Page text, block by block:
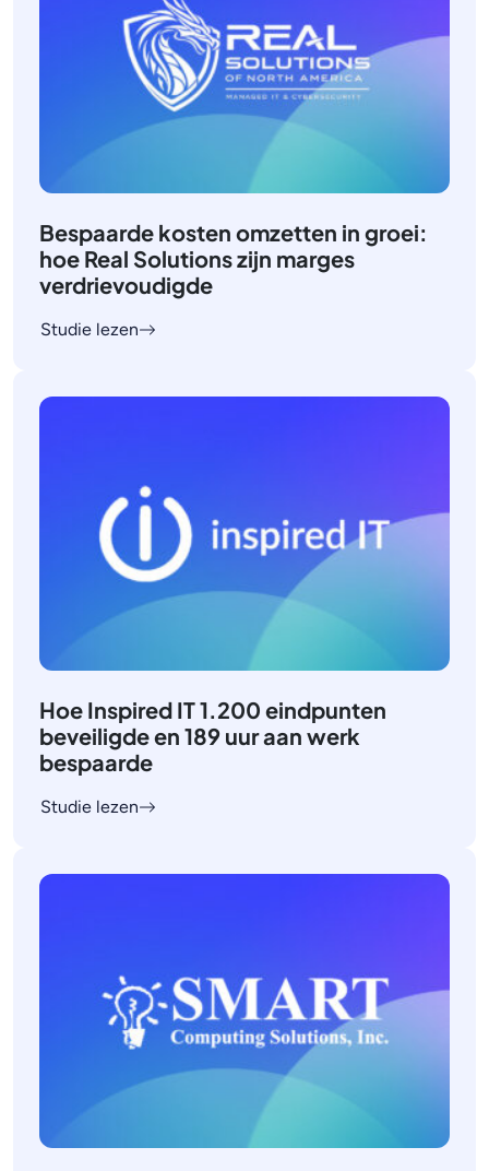
Bespaarde kosten omzetten in groei:
hoe Real Solutions zijn marges
verdrievoudigde
Studie lezen
Hoe Inspired IT 1.200 eindpunten
beveiligde en 189 uur aan werk
bespaarde
Studie lezen